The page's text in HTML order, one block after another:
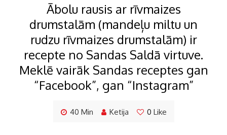
Ābolu rausis ar rīvmaizes
drumstalām (mandeļu miltu un
rudzu rīvmaizes drumstalām) ir
recepte no Sandas Saldā virtuve.
Meklē vairāk Sandas receptes gan
“Facebook”, gan “Instagram”
40 Min Ketija 0 Like